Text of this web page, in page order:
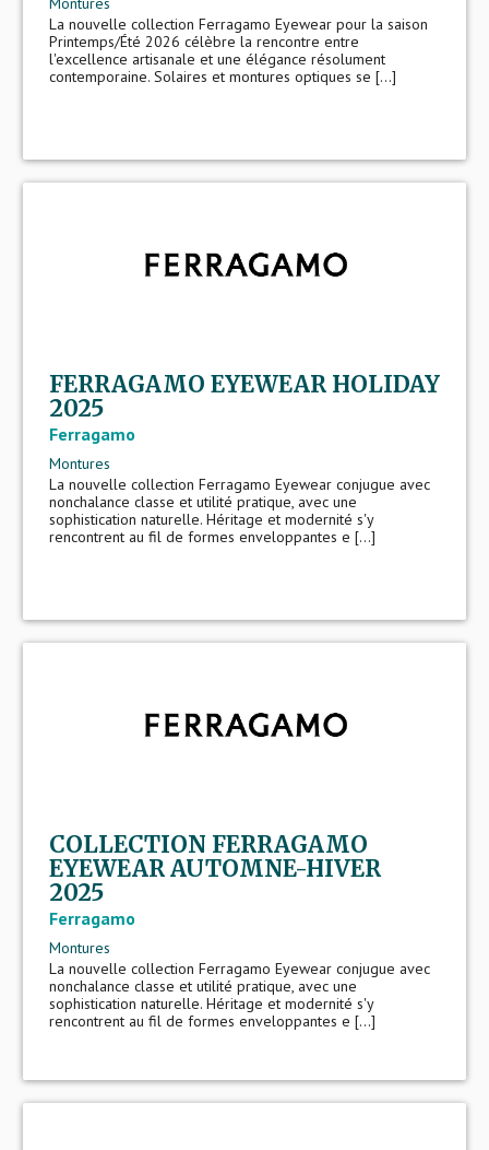
La nouvelle collection Ferragamo Eyewear pour la saison
Printemps/Été 2026 célèbre la rencontre entre
l'excellence artisanale et une élégance résolument
contemporaine. Solaires et montures optiques se [...]
FERRAGAMO EYEWEAR HOLIDAY
2025
Ferragamo
Montures
La nouvelle collection Ferragamo Eyewear conjugue avec
nonchalance classe et utilité pratique, avec une
sophistication naturelle. Héritage et modernité s'y
rencontrent au fil de formes enveloppantes e [...]
COLLECTION FERRAGAMO
EYEWEAR AUTOMNE-HIVER
2025
Ferragamo
Montures
La nouvelle collection Ferragamo Eyewear conjugue avec
nonchalance classe et utilité pratique, avec une
sophistication naturelle. Héritage et modernité s'y
rencontrent au fil de formes enveloppantes e [...]